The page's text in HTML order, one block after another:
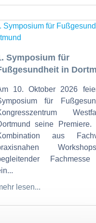
Symposium für
in
10. Oktober 2026
für
seine
aus
lesen...